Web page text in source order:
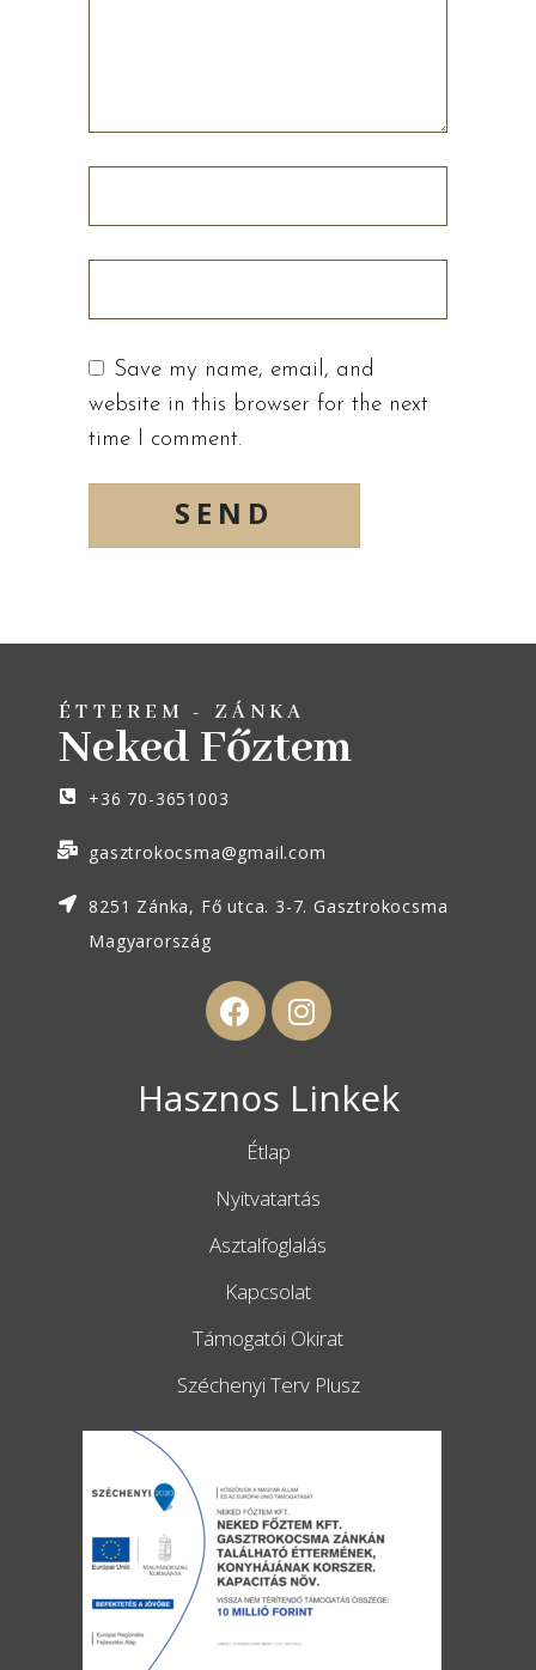
Save my name, email, and
website in this browser for the next
time I comment.
SEND
ÉTTEREM - ZÁNKA
Neked Főztem
+36 70-3651003
gasztrokocsma@gmail.com
8251 Zánka, Fő utca. 3-7. Gasztrokocsma
Magyarország
Hasznos Linkek
Étlap
Nyitvatartás
Asztalfoglalás
Kapcsolat
Támogatói Okirat
Széchenyi Terv Plusz